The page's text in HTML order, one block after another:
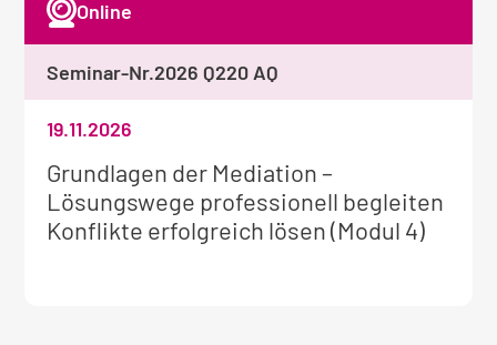
Weitere
Informationen
zum
Grundlagen der Mediation –
Lösungswege professionell begleiten
Konflikte erfolgreich lösen (Modul 4)
19.11.2026
Online
Seminar-Nr.2026 Q220 AQ